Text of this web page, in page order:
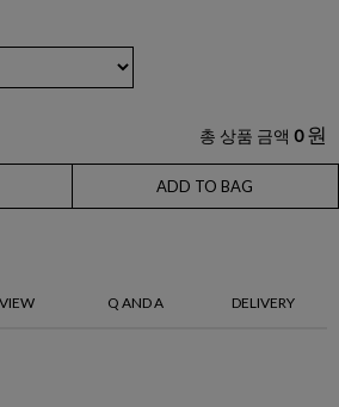
총 상품 금액 0 원
ADD TO BAG
Q AND A DELIVERY